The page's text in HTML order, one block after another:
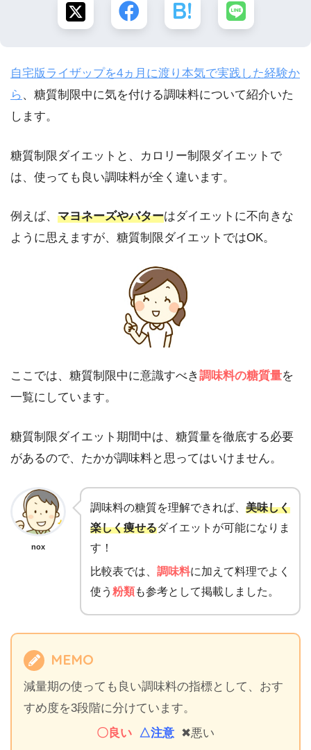
自宅版ライザップを4ヵ月に渡り本気で実践した経験か
ら 、糖質制限中に気を付ける調味料について紹介いた
します。
糖質制限ダイエットと、カロリー制限ダイエットで
は、使っても良い調味料が全く違います。
例えば、 マヨネーズやバターはダイエットに不向きな
ように思えますが、糖質制限ダイエットではOK。
ここでは、糖質制限中に意識すべき調味料の糖質量を
一覧にしています。
糖質制限ダイエット期間中は、糖質量を徹底する必要
があるので、たかが調味料と思ってはいけません。
nox
調味料の糖質を理解できれば、 美味しく
楽しく痩せるダイエットが可能になりま
す！
比較表では、 調味料に加えて料理でよく
使う 粉類も参考として掲載しました。
MEMO
減量期の使っても良い調味料の指標として、おす
すめ度を3段階に分けています。
〇良い
△注意 ✖悪い